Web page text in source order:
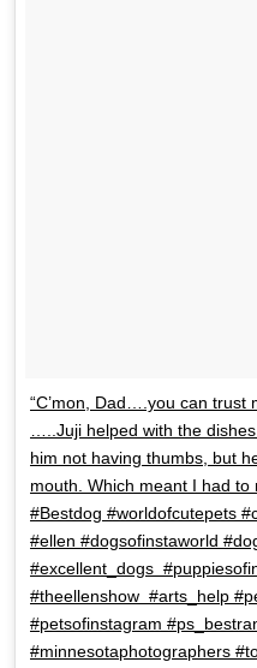
“C’mon, Dad….you can trust
…..Juji helped with the
him not having thumbs, but
mouth. Which meant I had
#Bestdog #worldofcutepets
#ellen #dogsofinstaworld
#excellent_dogs
#theellenshow #arts_help
#petsofinstagram
#minnesotaphotographers